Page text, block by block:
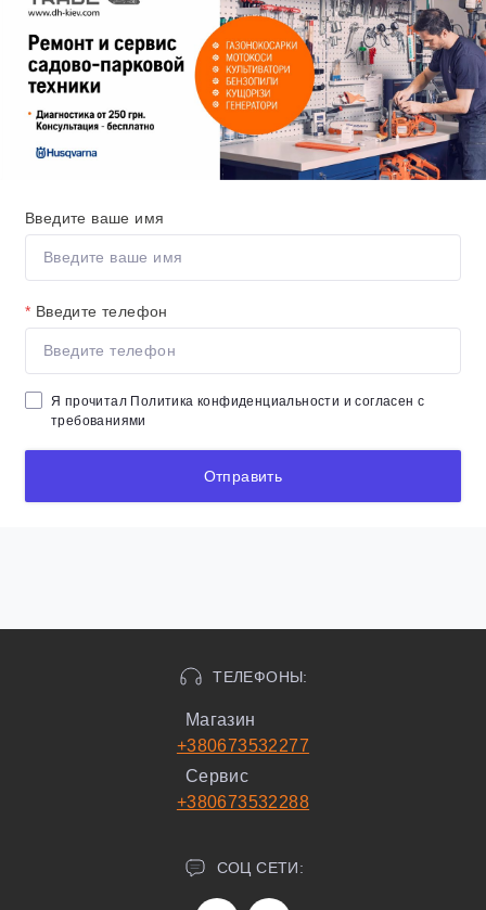
Введите ваше имя
* Введите телефон
Я прочитал Политика конфиденциальности и согласен с
требованиями
Отправить
ТЕЛЕФОНЫ:
Магазин
+380673532277
Сервис
+380673532288
СОЦ СЕТИ: